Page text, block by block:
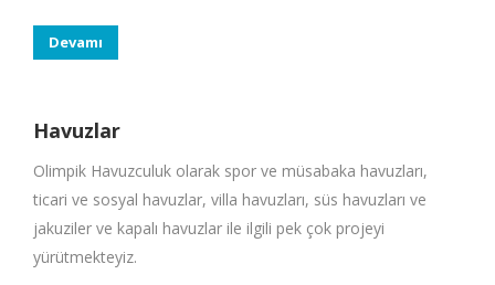
Devamı
Havuzlar
Olimpik Havuzculuk olarak spor ve müsabaka havuzları,
ticari ve sosyal havuzlar, villa havuzları, süs havuzları ve
jakuziler ve kapalı havuzlar ile ilgili pek çok projeyi
yürütmekteyiz.